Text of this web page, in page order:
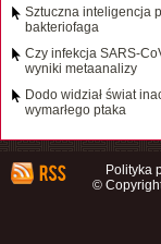
Sztuczna inteligencja
bakteriofaga
Czy infekcja SARS-
wyniki metaanalizy
Dodo widział świat
wymarłego ptaka
Polityka
©